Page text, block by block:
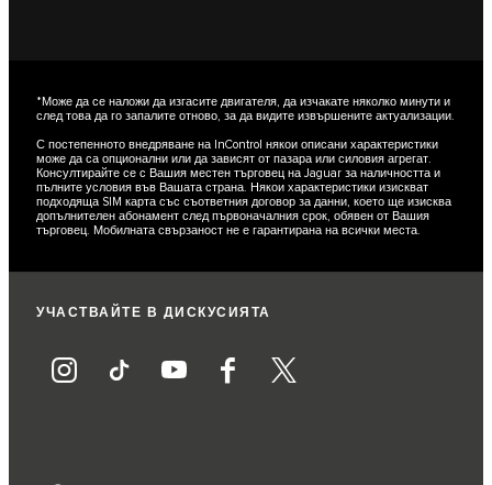
*Може да се наложи да изгасите двигателя, да изчакате няколко минути и
след това да го запалите отново, за да видите извършените актуализации.
С постепенното внедряване на InControl някои описани характеристики
може да са опционални или да зависят от пазара или силовия агрегат.
Консултирайте се с Вашия местен търговец на Jaguar за наличността и
пълните условия във Вашата страна. Някои характеристики изискват
подходяща SIM карта със съответния договор за данни, което ще изисква
допълнителен абонамент след първоначалния срок, обявен от Вашия
търговец. Мобилната свързаност не е гарантирана на всички места.
УЧАСТВАЙТЕ В ДИСКУСИЯТА